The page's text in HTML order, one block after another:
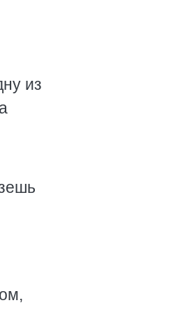
из